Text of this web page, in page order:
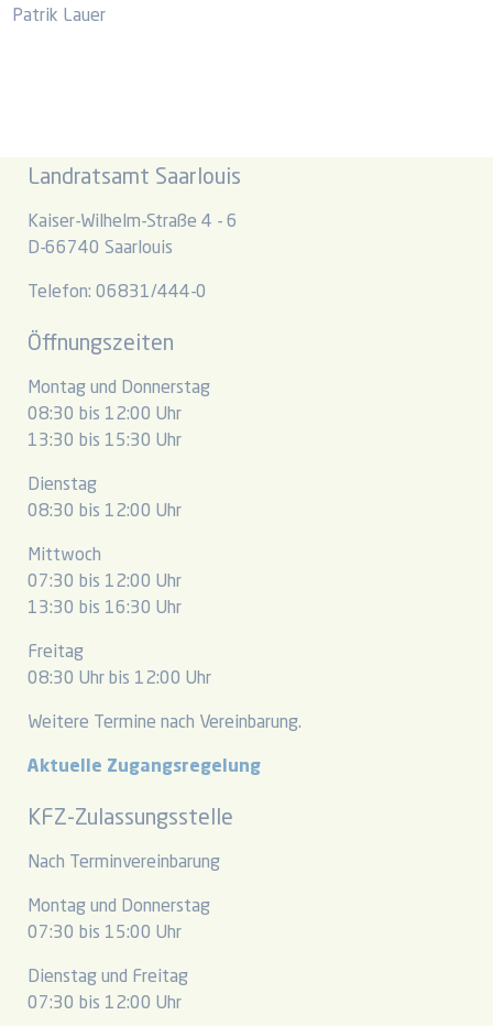
Patrik Lauer
Landratsamt Saarlouis
Kaiser-Wilhelm-Straße 4 - 6
D-66740 Saarlouis
Telefon: 06831/444-0
Öffnungszeiten
Montag und Donnerstag
08:30 bis 12:00 Uhr
13:30 bis 15:30 Uhr
Dienstag
08:30 bis 12:00 Uhr
Mittwoch
07:30 bis 12:00 Uhr
13:30 bis 16:30 Uhr
Freitag
08:30 Uhr bis 12:00 Uhr
Weitere Termine nach Vereinbarung.
Aktuelle Zugangsregelung
KFZ-Zulassungsstelle
Nach Terminvereinbarung
Montag und Donnerstag
07:30 bis 15:00 Uhr
Dienstag und Freitag
07:30 bis 12:00 Uhr